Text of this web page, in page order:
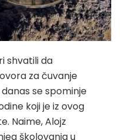
shvatili da
za čuvanje
se spominje
koji je iz ovog
Naime, Alojz
školovanja u